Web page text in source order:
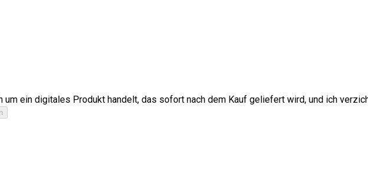
um ein digitales Produkt handelt, das sofort nach dem Kauf geliefert wird, und ich